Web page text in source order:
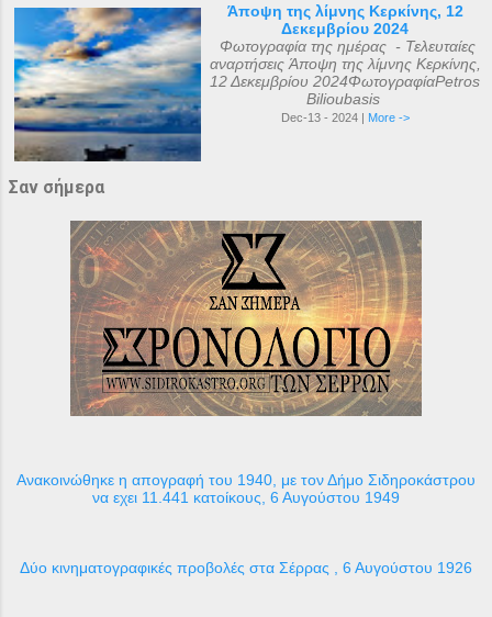
Άποψη της λίμνης Κερκίνης, 12
Δεκεμβρίου 2024
Φωτογραφία της ημέρας - Τελευταίες
αναρτήσεις Άποψη της λίμνης Κερκίνης,
12 Δεκεμβρίου 2024ΦωτογραφίαPetros
Bilioubasis
Dec-13 - 2024 | More ->
Σαν σήμερα
Ανακοινώθηκε η απογραφή του 1940, με τον Δήμο Σιδηροκάστρου
να εχει 11.441 κατοίκους, 6 Αυγούστου 1949
Δύο κινηματογραφικές προβολές στα Σέρρας , 6 Αυγούστου 1926